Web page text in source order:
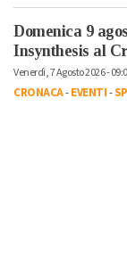
Domenica 9
Insynthesis al
Venerdì, 7 Agosto 2026 -
CRONACA-EVENTI-